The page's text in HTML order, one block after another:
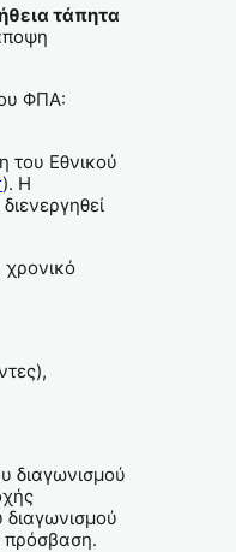
τάπητα
ΦΠΑ:
του Εθνικού
). Η
διαγωνισμού
πρόσβαση.